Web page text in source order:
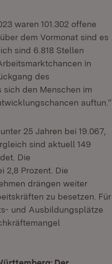
waren 101.302 offene
dem Vormonat sind es
sind 6.818 Stellen
in
des
den Menschen im
auftun.“
25 Jahren bei 19.067,
sind aktuell 149
Die
2,8 Prozent. Die
drängen weiter
zu besetzen. Für
und Ausbildungsplätze